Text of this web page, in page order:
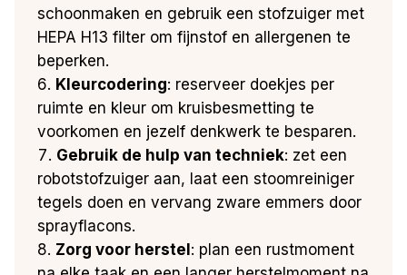
schoonmaken en gebruik een stofzuiger met
HEPA H13 filter om fijnstof en allergenen te
beperken.
Kleurcodering: reserveer doekjes per
ruimte en kleur om kruisbesmetting te
voorkomen en jezelf denkwerk te besparen.
Gebruik de hulp van techniek: zet een
robotstofzuiger aan, laat een stoomreiniger
tegels doen en vervang zware emmers door
sprayflacons.
Zorg voor herstel: plan een rustmoment